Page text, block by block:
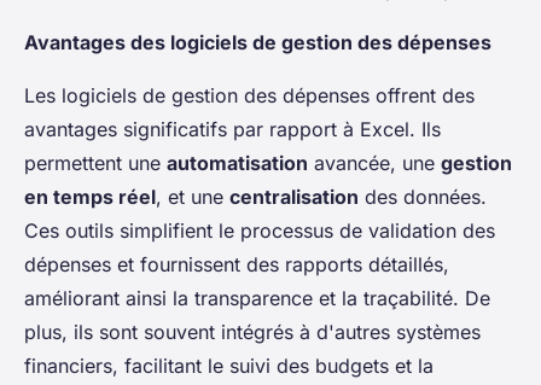
Avantages des logiciels de gestion des dépenses
Les logiciels de gestion des dépenses offrent des
avantages significatifs par rapport à Excel. Ils
permettent une automatisation avancée, une gestion
en temps réel, et une centralisation des données.
Ces outils simplifient le processus de validation des
dépenses et fournissent des rapports détaillés,
améliorant ainsi la transparence et la traçabilité. De
plus, ils sont souvent intégrés à d'autres systèmes
financiers, facilitant le suivi des budgets et la